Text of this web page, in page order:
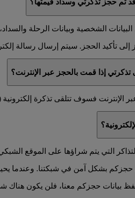
تم حجز تذكرتي وسداد قيمتها؟
البيانات الشخصية وبيانات الرحلة
تأكيد الحجز. سيتم إرسال رسالة
إذا قمت بالحجز عبر الإنترنت؟
الإنترنت فسوف تتلقى تذكرة إلكترونية
التي يتم شراؤها على الموقع
بشكل آمن في شبكتنا. وعندما يحين
بيانات حجزكم معنا، فلن يكون